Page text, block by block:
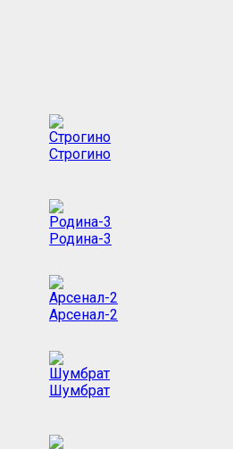
Строгино
Родина-3
Арсенал-2
Шумбрат